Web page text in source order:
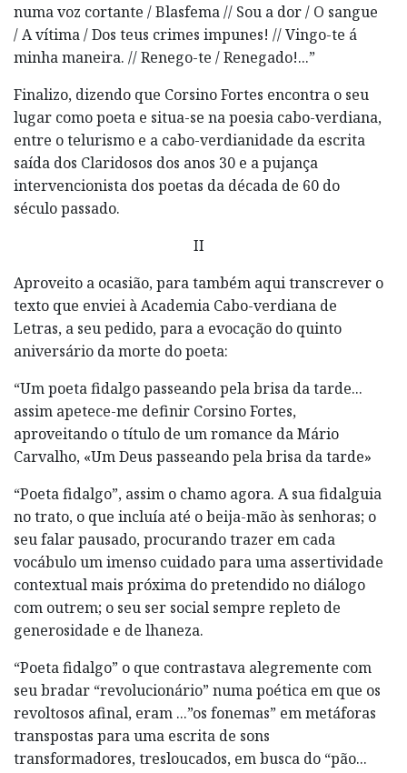
numa voz cortante / Blasfema // Sou a dor / O sangue
/ A vítima / Dos teus crimes impunes! // Vingo-te á
minha maneira. // Renego-te / Renegado!...”
Finalizo, dizendo que Corsino Fortes encontra o seu
lugar como poeta e situa-se na poesia cabo-verdiana,
entre o telurismo e a cabo-verdianidade da escrita
saída dos Claridosos dos anos 30 e a pujança
intervencionista dos poetas da década de 60 do
século passado.
II
Aproveito a ocasião, para também aqui transcrever o
texto que enviei à Academia Cabo-verdiana de
Letras, a seu pedido, para a evocação do quinto
aniversário da morte do poeta:
“Um poeta fidalgo passeando pela brisa da tarde...
assim apetece-me definir Corsino Fortes,
aproveitando o título de um romance da Mário
Carvalho, «Um Deus passeando pela brisa da tarde»
“Poeta fidalgo”, assim o chamo agora. A sua fidalguia
no trato, o que incluía até o beija-mão às senhoras; o
seu falar pausado, procurando trazer em cada
vocábulo um imenso cuidado para uma assertividade
contextual mais próxima do pretendido no diálogo
com outrem; o seu ser social sempre repleto de
generosidade e de lhaneza.
“Poeta fidalgo” o que contrastava alegremente com
seu bradar “revolucionário” numa poética em que os
revoltosos afinal, eram ...”os fonemas” em metáforas
transpostas para uma escrita de sons
transformadores, tresloucados, em busca do “pão...